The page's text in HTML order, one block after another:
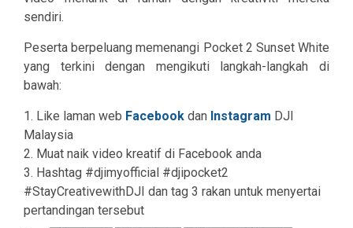
sendiri.
Peserta berpeluang memenangi Pocket 2 Sunset White
yang terkini dengan mengikuti langkah-langkah di
bawah:
1. Like laman web Facebook dan Instagram DJI
Malaysia
2. Muat naik video kreatif di Facebook anda
3. Hashtag #djimyofficial #djipocket2
#StayCreativewithDJI dan tag 3 rakan untuk menyertai
pertandingan tersebut